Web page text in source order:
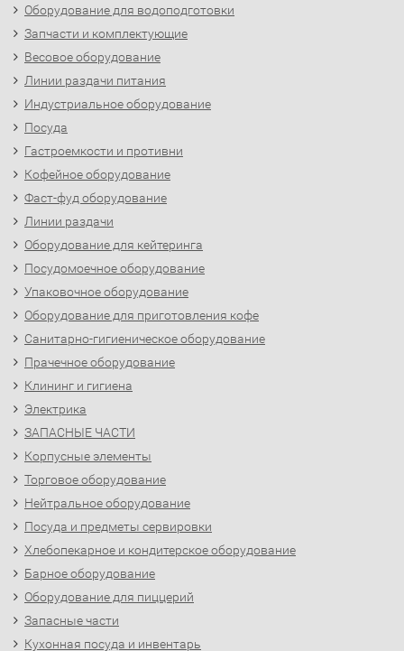
Оборудование для водоподготовки
Запчасти и комплектующие
Весовое оборудование
Линии раздачи питания
Индустриальное оборудование
Посуда
Гастроемкости и противни
Кофейное оборудование
Фаст-фуд оборудование
Линии раздачи
Оборудование для кейтеринга
Посудомоечное оборудование
Упаковочное оборудование
Оборудование для приготовления кофе
Санитарно-гигиеническое оборудование
Прачечное оборудование
Клининг и гигиена
Электрика
ЗАПАСНЫЕ ЧАСТИ
Корпусные элементы
Торговое оборудование
Нейтральное оборудование
Посуда и предметы сервировки
Хлебопекарное и кондитерское оборудование
Барное оборудование
Оборудование для пиццерий
Запасные части
Кухонная посуда и инвентарь